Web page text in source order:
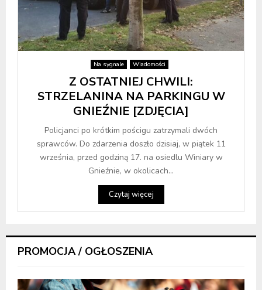
Na sygnale Wiadomości
Z OSTATNIEJ CHWILI:
STRZELANINA NA PARKINGU W
GNIEŹNIE [ZDJĘCIA]
Policjanci po krótkim pościgu zatrzymali dwóch
sprawców. Do zdarzenia doszło dzisiaj, w piątek 11
września, przed godziną 17. na osiedlu Winiary w
Gnieźnie, w okolicach...
Czytaj więcej
PROMOCJA / OGŁOSZENIA